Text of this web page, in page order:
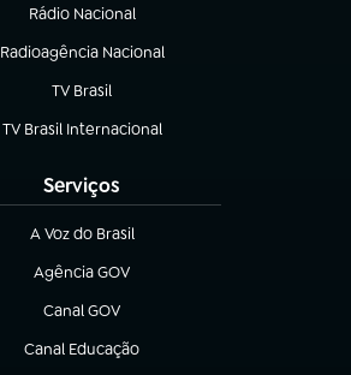
Rádio Nacional
(abre em nova aba)
Radioagência Nacional
(abre em nova aba)
TV Brasil
(abre em nova aba)
TV Brasil Internacional
(abre em nova aba)
Serviços
A Voz do Brasil
(abre em nova aba)
Agência GOV
(abre em nova aba)
Canal GOV
(abre em nova aba)
Canal Educação
(abre em nova aba)